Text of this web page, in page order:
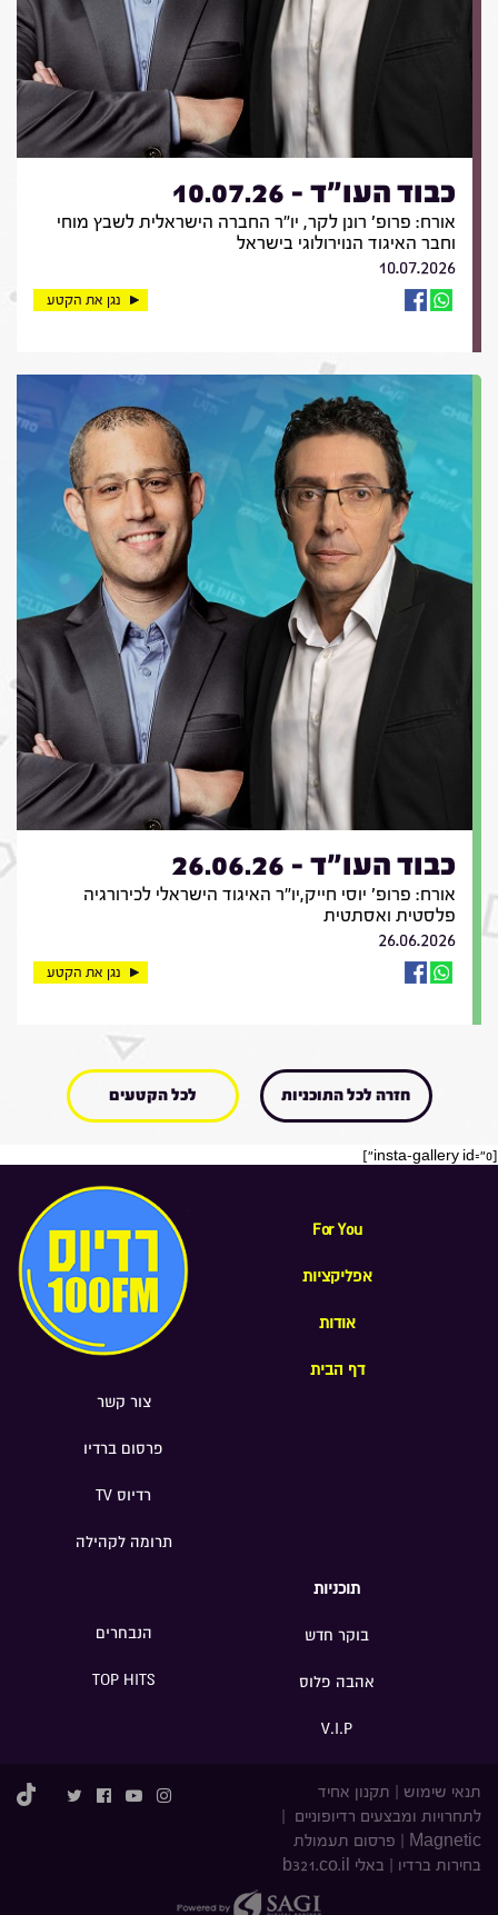
כבוד העו"ד - 10.07.26
אורח: פרופ' רונן לקר, יו"ר החברה הישראלית לשבץ מוחי
וחבר האיגוד הנוירולוגי בישראל
10.07.2026
נגן את הקטע
כבוד העו"ד - 26.06.26
אורח: פרופ' יוסי חייק,יו"ר האיגוד הישראלי לכירורגיה
פלסטית ואסתטית
26.06.2026
נגן את הקטע
חזרה לכל התוכניות לכל הקטעים
[insta-gallery id="0"]
For You
אפליקציות
אודות
דף הבית
צור קשר
פרסום ברדיו
רדיוס TV
תרומה לקהילה
תוכניות
בוקר חדש
אהבה פלוס
V.I.P
הנבחרים
TOP HITS
תנאי שימוש
תקנון אחיד
לתחרויות ומבצעים רדיופוניים
Magnetic
פרסום תעמולת
בחירות ברדיו
באלי b321.co.il